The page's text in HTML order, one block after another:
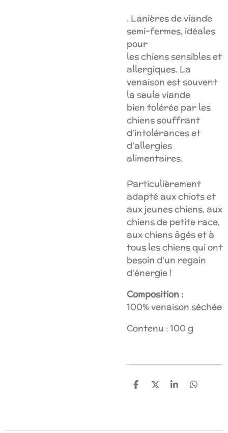
. Lanières de viande
semi-fermes, idéales
pour
les chiens sensibles et
allergiques. La
venaison est souvent
la seule viande
bien tolérée par les
chiens souffrant
d'intolérances et
d'allergies
alimentaires.
Particulièrement
adapté aux chiots et
aux jeunes chiens, aux
chiens de petite race,
aux chiens âgés et à
tous les chiens qui ont
besoin d'un regain
d'énergie !
Composition :
100% venaison séchée
Contenu : 100 g
P
P
P
P